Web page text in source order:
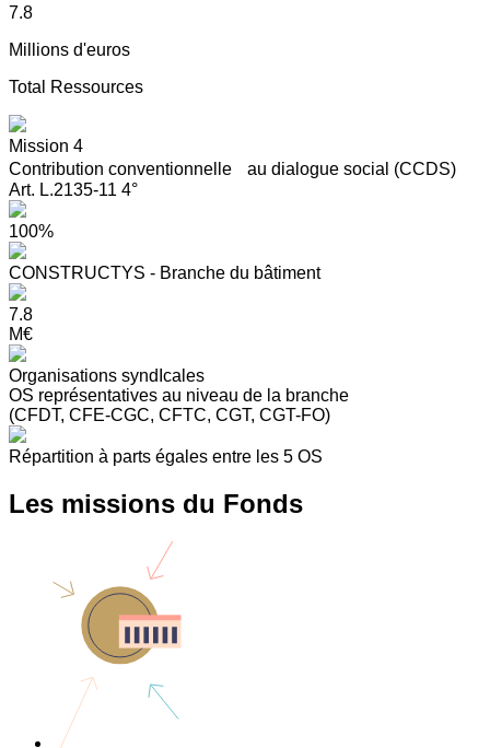
7.8
Millions d'euros
Total Ressources
Mission 4
Contribution conventionnelle au dialogue social (CCDS)
Art. L.2135-11 4°
100%
CONSTRUCTYS - Branche du bâtiment
7.8
M€
Organisations syndIcales
OS représentatives au niveau de la branche
(CFDT, CFE-CGC, CFTC, CGT, CGT-FO)
Répartition à parts égales entre les 5 OS
Les missions du Fonds